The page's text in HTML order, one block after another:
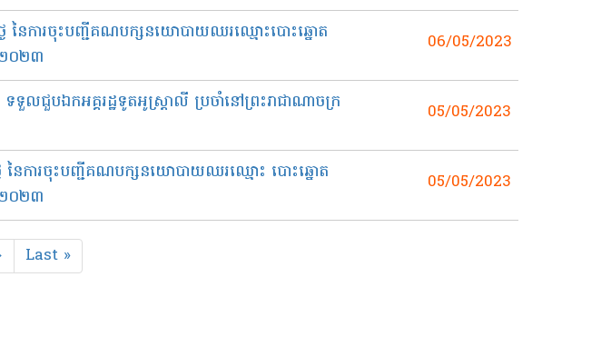
នៃការចុះបញ្ជីគណបក្សនយោបាយឈរឈ្មោះបោះឆ្នោត
២០២៣
06/05/2023
ជួបឯកអគ្គរដ្ឋទូតអូស្ត្រាលី ប្រចាំនៅព្រះរាជាណាចក្រ
05/05/2023
នៃការចុះបញ្ជីគណបក្សនយោបាយឈរឈ្មោះ បោះឆ្នោត
២០២៣
05/05/2023
Last
page
Last »